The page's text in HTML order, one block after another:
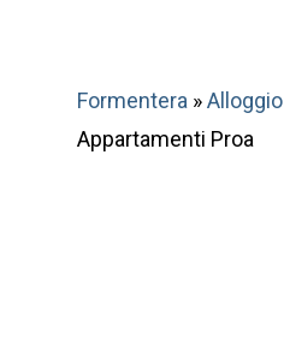
Formentera »Alloggio
Appartamenti Proa